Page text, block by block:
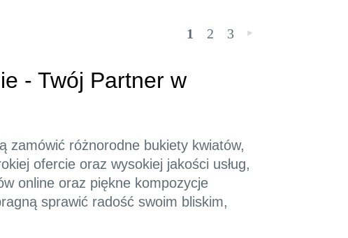
1 2 3 »
- Twój Partner w
zamówić różnorodne bukiety kwiatów,
ofercie oraz wysokiej jakości usług,
online oraz piękne kompozycje
sprawić radość swoim bliskim,